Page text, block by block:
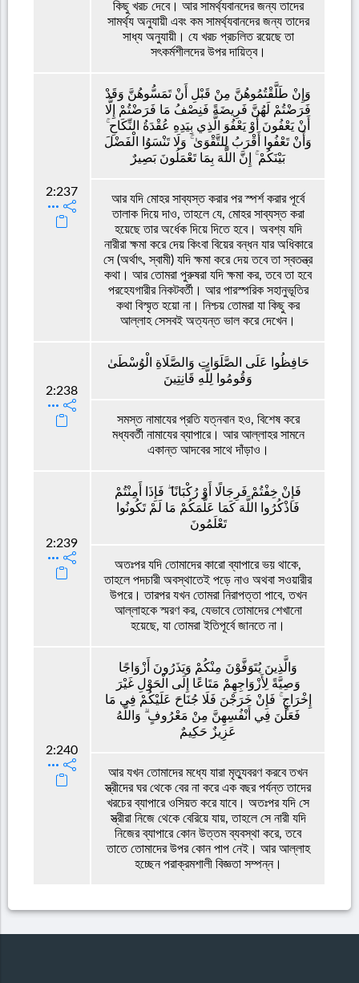
কিছু খরচ দেবে। আর সামর্থ্যবানদের জন্য তাদের
সামর্থ্য অনুযায়ী এবং কম সামর্থ্যবানদের জন্য তাদের
সাধ্য অনুযায়ী। যে খরচ প্রচলিত রয়েছে তা
সৎকর্মশীলদের উপর দায়িত্ব।
2:237
وَإِنْ طَلَّقْتُمُوهُنَّ مِنْ قَبْلِ أَنْ تَمَسُّوهُنَّ وَقَدْ
فَرَضْتُمْ لَهُنَّ فَرِيضَةً فَنِصْفُ مَا فَرَضْتُمْ إِلَّا
أَنْ يَعْفُونَ أَوْ يَعْفُوَ الَّذِي بِيَدِهِ عُقْدَةُ النِّكَاحِ ۚ
وَأَنْ تَعْفُوا أَقْرَبُ لِلتَّقْوَىٰ ۚ وَلَا تَنْسَوُا الْفَضْلَ
بَيْنَكُمْ ۚ إِنَّ اللَّهَ بِمَا تَعْمَلُونَ بَصِيرٌ
আর যদি মোহর সাব্যস্ত করার পর স্পর্শ করার পূর্বে
তালাক দিয়ে দাও, তাহলে যে, মোহর সাব্যস্ত করা
হয়েছে তার অর্ধেক দিয়ে দিতে হবে। অবশ্য যদি
নারীরা ক্ষমা করে দেয় কিংবা বিয়ের বন্ধন যার অধিকারে
সে (অর্থাৎ, স্বামী) যদি ক্ষমা করে দেয় তবে তা স্বতন্ত্র
কথা। আর তোমরা পুরুষরা যদি ক্ষমা কর, তবে তা হবে
পরহেযগারীর নিকটবর্তী। আর পারস্পরিক সহানুভূতির
কথা বিস্মৃত হয়ো না। নিশ্চয় তোমরা যা কিছু কর
আল্লাহ সেসবই অত্যন্ত ভাল করে দেখেন।
2:238
حَافِظُوا عَلَى الصَّلَوَاتِ وَالصَّلَاةِ الْوُسْطَىٰ
وَقُومُوا لِلَّهِ قَانِتِينَ
সমস্ত নামাযের প্রতি যত্নবান হও, বিশেষ করে
মধ্যবর্তী নামাযের ব্যাপারে। আর আল্লাহর সামনে
একান্ত আদবের সাথে দাঁড়াও।
2:239
فَإِنْ خِفْتُمْ فَرِجَالًا أَوْ رُكْبَانًا ۖ فَإِذَا أَمِنْتُمْ
فَاذْكُرُوا اللَّهَ كَمَا عَلَّمَكُمْ مَا لَمْ تَكُونُوا
تَعْلَمُونَ
অতঃপর যদি তোমাদের কারো ব্যাপারে ভয় থাকে,
তাহলে পদচারী অবস্থাতেই পড়ে নাও অথবা সওয়ারীর
উপরে। তারপর যখন তোমরা নিরাপত্তা পাবে, তখন
আল্লাহকে স্মরণ কর, যেভাবে তোমাদের শেখানো
হয়েছে, যা তোমরা ইতিপূর্বে জানতে না।
2:240
وَالَّذِينَ يُتَوَفَّوْنَ مِنْكُمْ وَيَذَرُونَ أَزْوَاجًا
وَصِيَّةً لِأَزْوَاجِهِمْ مَتَاعًا إِلَى الْحَوْلِ غَيْرَ
إِخْرَاجٍ ۚ فَإِنْ خَرَجْنَ فَلَا جُنَاحَ عَلَيْكُمْ فِي مَا
فَعَلْنَ فِي أَنْفُسِهِنَّ مِنْ مَعْرُوفٍ ۗ وَاللَّهُ
عَزِيزٌ حَكِيمٌ
আর যখন তোমাদের মধ্যে যারা মৃত্যুবরণ করবে তখন
স্ত্রীদের ঘর থেকে বের না করে এক বছর পর্যন্ত তাদের
খরচের ব্যাপারে ওসিয়ত করে যাবে। অতঃপর যদি সে
স্ত্রীরা নিজে থেকে বেরিয়ে যায়, তাহলে সে নারী যদি
নিজের ব্যাপারে কোন উত্তম ব্যবস্থা করে, তবে
তাতে তোমাদের উপর কোন পাপ নেই। আর আল্লাহ
হচ্ছেন পরাক্রমশালী বিজ্ঞতা সম্পন্ন।